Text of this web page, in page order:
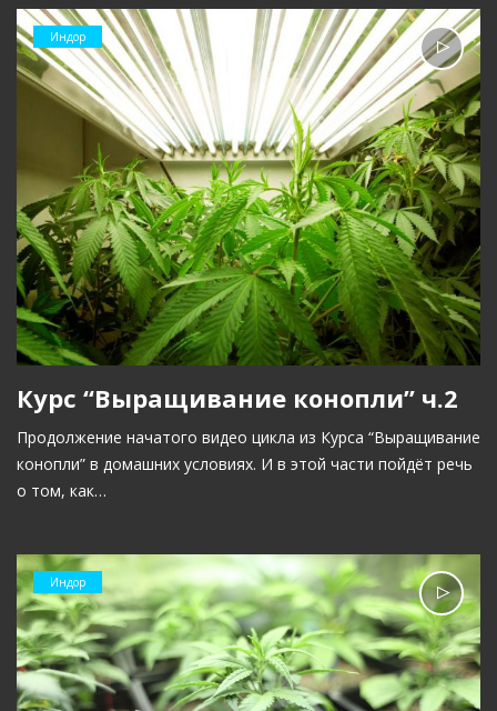
Индор
Курс “Выращивание конопли” ч.2
Продолжение начатого видео цикла из Курса “Выращивание
конопли” в домашних условиях. И в этой части пойдёт речь
о том, как…
Индор